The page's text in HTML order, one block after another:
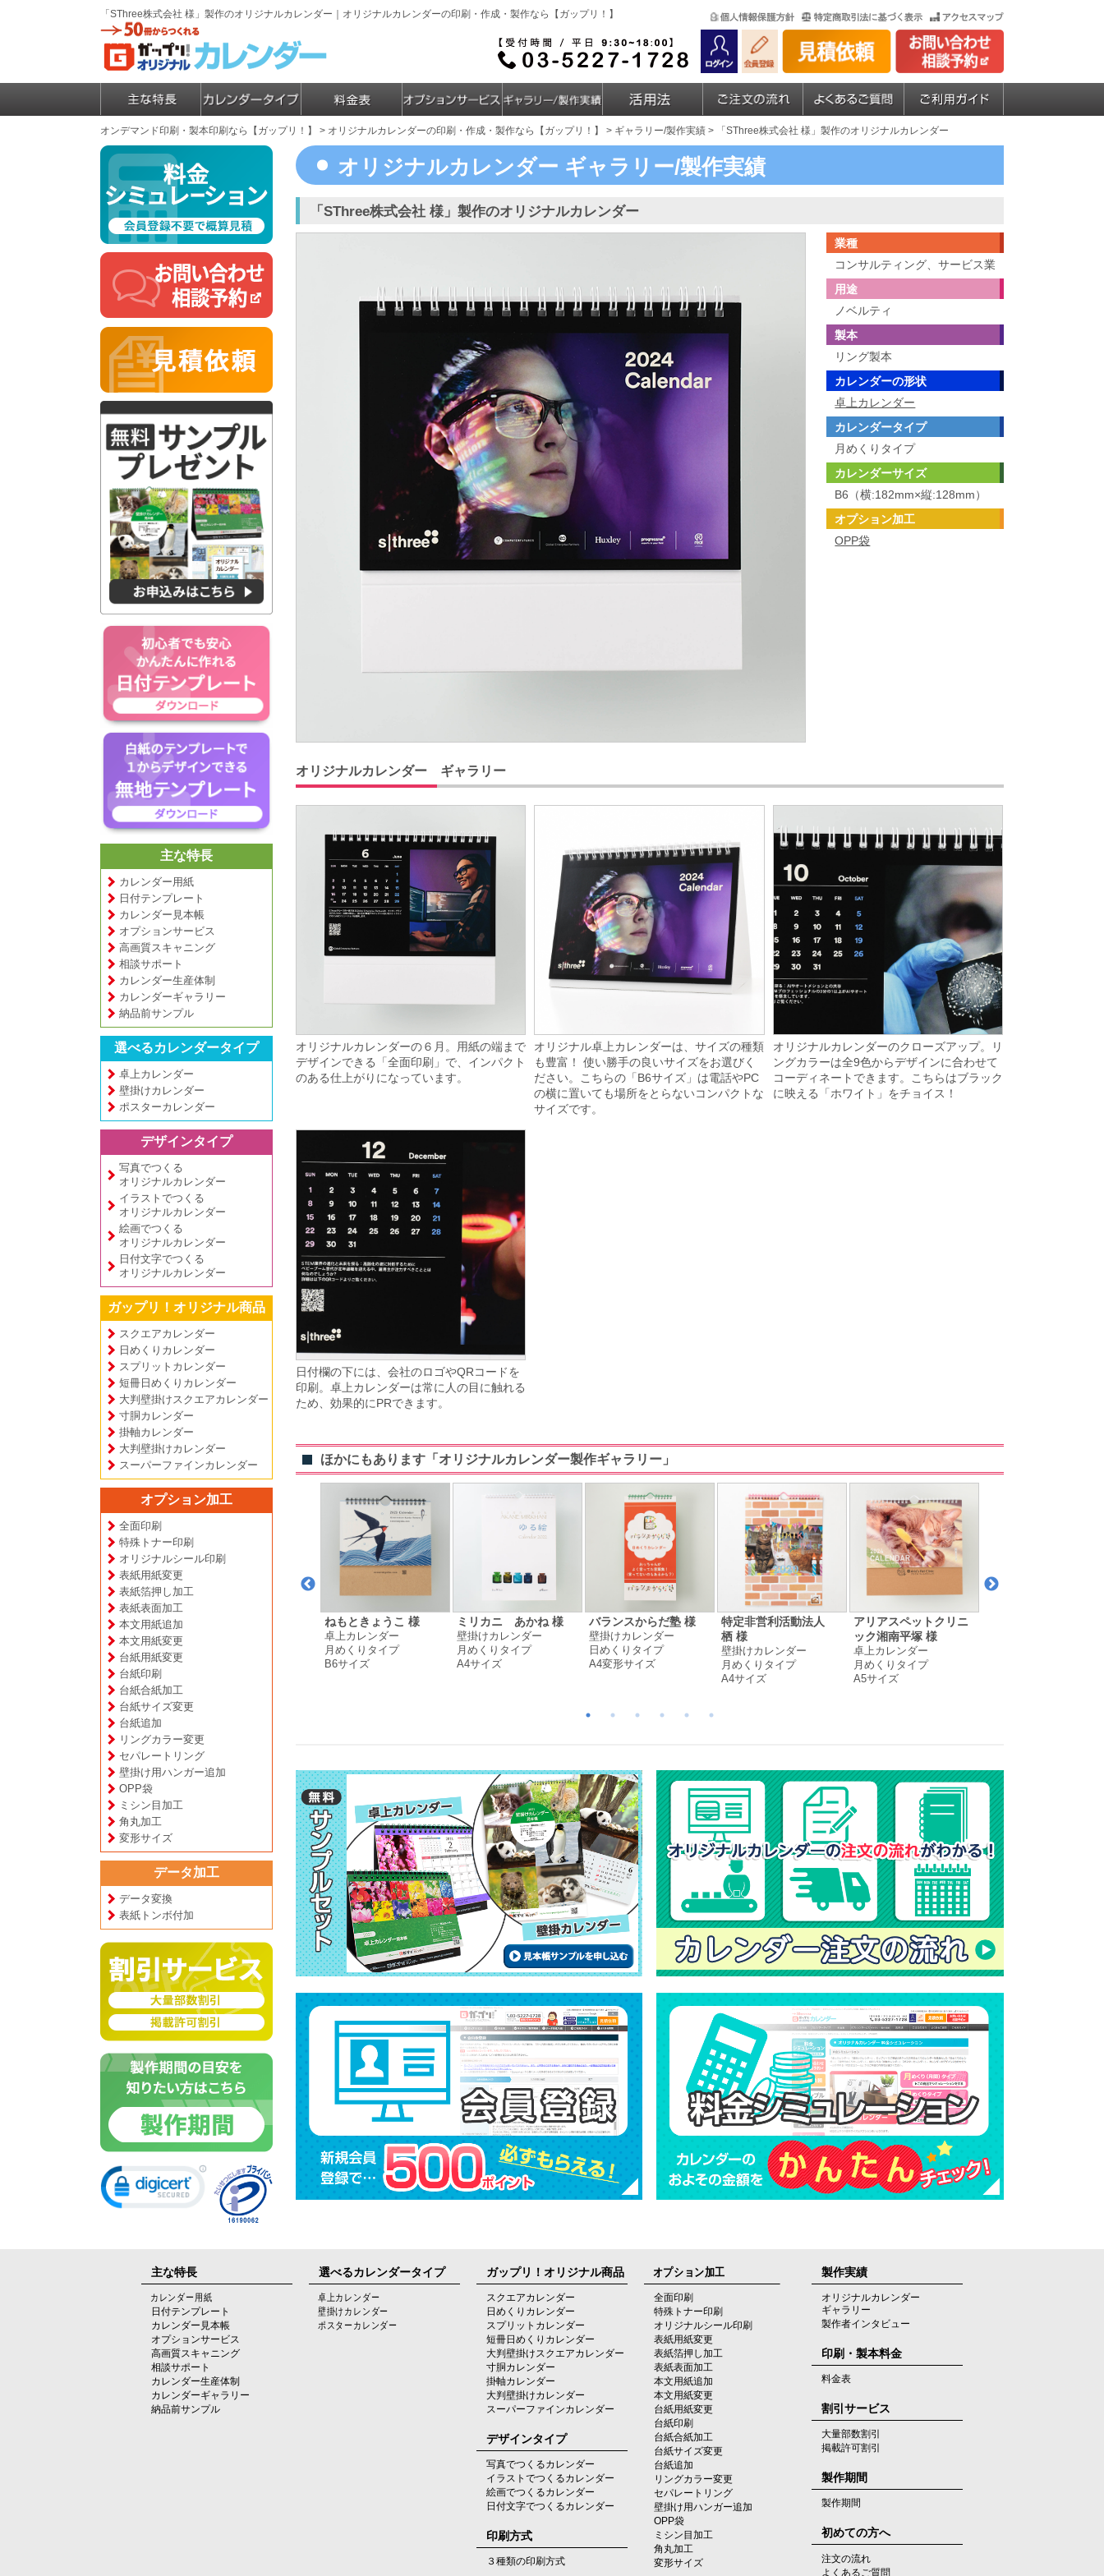
「SThree株式会社 様」製作のオリジナルカレンダー｜オリジナルカレンダーの印刷・作成・製作なら【ガップリ！】
オンデマンド印刷・製本印刷なら【ガップリ！】 > オリジナルカレンダーの印刷・作成・製作なら【ガップリ！】 > ギャラリー/製作実績 > 「SThree株式会社 様」製作のオリジナルカレンダー
主な特長
カレンダー用紙
日付テンプレート
カレンダー見本帳
オプションサービス
高画質スキャニング
相談サポート
カレンダー生産体制
カレンダーギャラリー
納品前サンプル
選べるカレンダータイプ
卓上カレンダー
壁掛けカレンダー
ポスターカレンダー
デザインタイプ
写真でつくる
オリジナルカレンダー
イラストでつくる
オリジナルカレンダー
絵画でつくる
オリジナルカレンダー
日付文字でつくる
オリジナルカレンダー
ガップリ！オリジナル商品
スクエアカレンダー
日めくりカレンダー
スプリットカレンダー
短冊日めくりカレンダー
大判壁掛けスクエアカレンダー
寸胴カレンダー
掛軸カレンダー
大判壁掛けカレンダー
スーパーファインカレンダー
オプション加工
全面印刷
特殊トナー印刷
オリジナルシール印刷
表紙用紙変更
表紙箔押し加工
表紙表面加工
本文用紙追加
本文用紙変更
台紙用紙変更
台紙印刷
台紙合紙加工
台紙サイズ変更
台紙追加
リングカラー変更
セパレートリング
壁掛け用ハンガー追加
OPP袋
ミシン目加工
角丸加工
変形サイズ
データ加工
データ変換
表紙トンボ付加
オリジナルカレンダー ギャラリー/製作実績
「SThree株式会社 様」製作のオリジナルカレンダー
業種
コンサルティング、サービス業
用途
ノベルティ
製本
リング製本
カレンダーの形状
卓上カレンダー
カレンダータイプ
月めくりタイプ
カレンダーサイズ
B6（横:182mm×縦:128mm）
オプション加工
OPP袋
オリジナルカレンダー ギャラリー
オリジナルカレンダーの６月。用紙の端まで
デザインできる「全面印刷」で、インパクト
のある仕上がりになっています。
オリジナル卓上カレンダーは、サイズの種類
も豊富！ 使い勝手の良いサイズをお選びく
ださい。こちらの「B6サイズ」は電話やPC
の横に置いても場所をとらないコンパクトな
サイズです。
オリジナルカレンダーのクローズアップ。リ
ングカラーは全9色からデザインに合わせて
コーディネートできます。こちらはブラック
に映える「ホワイト」をチョイス！
日付欄の下には、会社のロゴやQRコードを
印刷。卓上カレンダーは常に人の目に触れる
ため、効果的にPRできます。
ほかにもあります「オリジナルカレンダー製作ギャラリー」
かれがぁの焼酎屋 谷
山酒店 様
壁掛けカレンダー
月めくりタイプ
横:297mm×縦:680mm
ねもときょうこ 様
卓上カレンダー
月めくりタイプ
B6サイズ
ミリカニ あかね 様
壁掛けカレンダー
月めくりタイプ
A4サイズ
バランスからだ塾 様
壁掛けカレンダー
日めくりタイプ
A4変形サイズ
特定非営利活動法人
栖 様
壁掛けカレンダー
月めくりタイプ
A4サイズ
アリアスペットクリニ
ック湘南平塚 様
卓上カレンダー
月めくりタイプ
A5サイズ
主な特長
カレンダー用紙
日付テンプレート
カレンダー見本帳
オプションサービス
高画質スキャニング
相談サポート
カレンダー生産体制
カレンダーギャラリー
納品前サンプル
選べるカレンダータイプ
卓上カレンダー
壁掛けカレンダー
ポスターカレンダー
ガップリ！オリジナル商品
スクエアカレンダー
日めくりカレンダー
スプリットカレンダー
短冊日めくりカレンダー
大判壁掛けスクエアカレンダー
寸胴カレンダー
掛軸カレンダー
大判壁掛けカレンダー
スーパーファインカレンダー
デザインタイプ
写真でつくるカレンダー
イラストでつくるカレンダー
絵画でつくるカレンダー
日付文字でつくるカレンダー
印刷方式
３種類の印刷方式
オプション加工
全面印刷
特殊トナー印刷
オリジナルシール印刷
表紙用紙変更
表紙箔押し加工
表紙表面加工
本文用紙追加
本文用紙変更
台紙用紙変更
台紙印刷
台紙合紙加工
台紙サイズ変更
台紙追加
リングカラー変更
セパレートリング
壁掛け用ハンガー追加
OPP袋
ミシン目加工
角丸加工
変形サイズ
製作実績
オリジナルカレンダー
ギャラリー
製作者インタビュー
印刷・製本料金
料金表
割引サービス
大量部数割引
掲載許可割引
製作期間
製作期間
初めての方へ
注文の流れ
よくあるご質問